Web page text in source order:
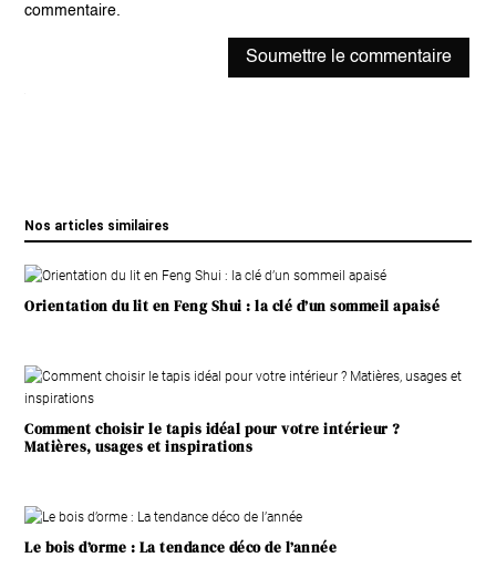
commentaire.
Soumettre le commentaire
Nos articles similaires
Orientation du lit en Feng Shui : la clé d’un sommeil apaisé
Comment choisir le tapis idéal pour votre intérieur ?
Matières, usages et inspirations
Le bois d’orme : La tendance déco de l’année